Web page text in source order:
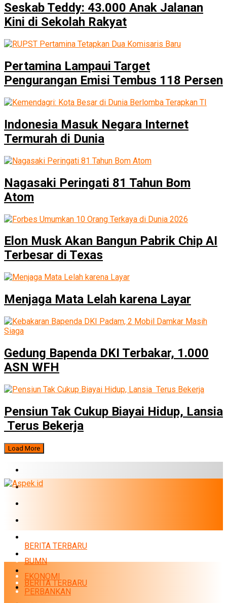
Seskab Teddy: 43.000 Anak Jalanan
Kini di Sekolah Rakyat
Pertamina Lampaui Target
Pengurangan Emisi Tembus 118 Persen
Indonesia Masuk Negara Internet
Termurah di Dunia
Nagasaki Peringati 81 Tahun Bom
Atom
Elon Musk Akan Bangun Pabrik Chip AI
Terbesar di Texas
Menjaga Mata Lelah karena Layar
Gedung Bapenda DKI Terbakar, 1.000
ASN WFH
Pensiun Tak Cukup Biayai Hidup, Lansia
Terus Bekerja
Load More
BUMN
INFRASTRUKTUR
BERITA TERBARU
BUMN
EKONOMI
PERBANKAN
BERITA TERBARU